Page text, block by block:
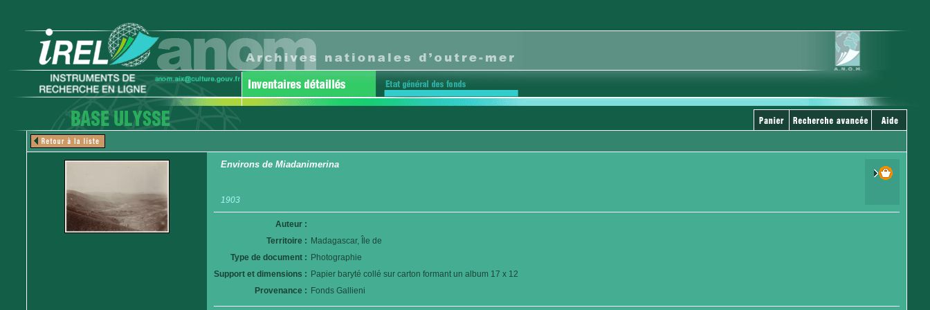
Environs de Miadanimerina
1903
Auteur :
Territoire : Madagascar, Île de
Type de document : Photographie
Support et dimensions : Papier baryté collé sur carton formant un album 17 x 12
Provenance : Fonds Gallieni